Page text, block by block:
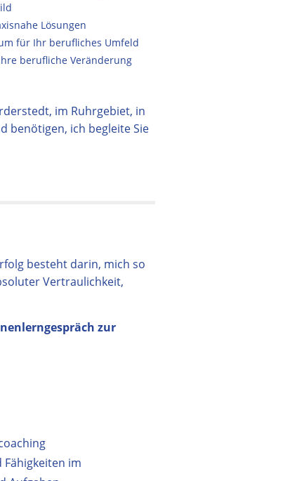
Lösungen
für Ihr berufliches Umfeld
berufliche Veränderung
im Ruhrgebiet, in
benötigen, ich begleite Sie
besteht darin, mich so
Vertraulichkeit,
zur
im